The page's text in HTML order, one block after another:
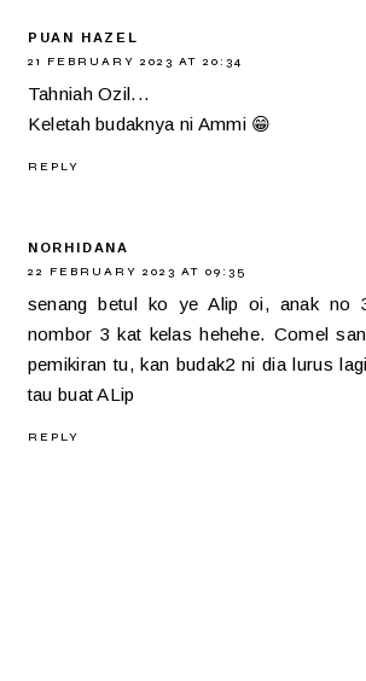
PUAN HAZEL
21 FEBRUARY 2023 AT 20:34
Tahniah Ozil...
Keletah budaknya ni Ammi 😁
REPLY
NORHIDANA
22 FEBRUARY 2023 AT 09:35
senang betul ko ye Alip oi, anak no
nombor 3 kat kelas hehehe. Comel
pemikiran tu, kan budak2 ni dia lurus
tau buat ALip
REPLY